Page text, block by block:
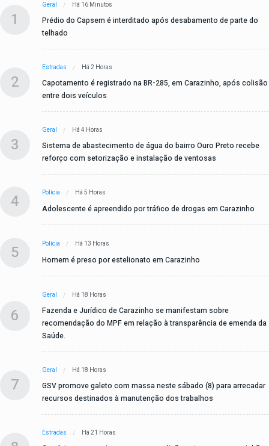
1
Geral Há 16 Minutos
Prédio do Capsem é interditado após desabamento de parte do
telhado
2
Estradas Há 2 Horas
Capotamento é registrado na BR-285, em Carazinho, após colisão
entre dois veículos
3
Geral Há 4 Horas
Sistema de abastecimento de água do bairro Ouro Preto recebe
reforço com setorização e instalação de ventosas
4 Polícia Há 5 Horas
Adolescente é apreendido por tráfico de drogas em Carazinho
5 Polícia Há 13 Horas
Homem é preso por estelionato em Carazinho
6
Geral Há 18 Horas
Fazenda e Jurídico de Carazinho se manifestam sobre
recomendação do MPF em relação à transparência de emenda da
Saúde.
7
Geral Há 18 Horas
GSV promove galeto com massa neste sábado (8) para arrecadar
recursos destinados à manutenção dos trabalhos
Estradas Há 21 Horas